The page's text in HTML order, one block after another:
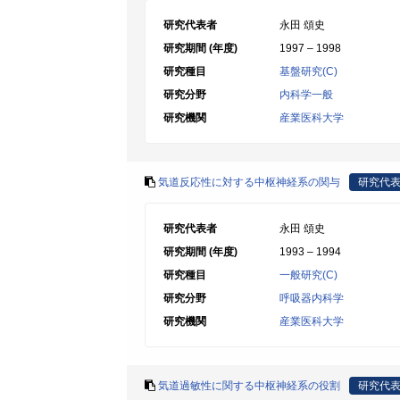
研究代表者
永田 頌史
研究期間 (年度)
1997 – 1998
研究種目
基盤研究(C)
研究分野
内科学一般
研究機関
産業医科大学
気道反応性に対する中枢神経系の関与 研究代
研究代表者
永田 頌史
研究期間 (年度)
1993 – 1994
研究種目
一般研究(C)
研究分野
呼吸器内科学
研究機関
産業医科大学
気道過敏性に関する中枢神経系の役割 研究代